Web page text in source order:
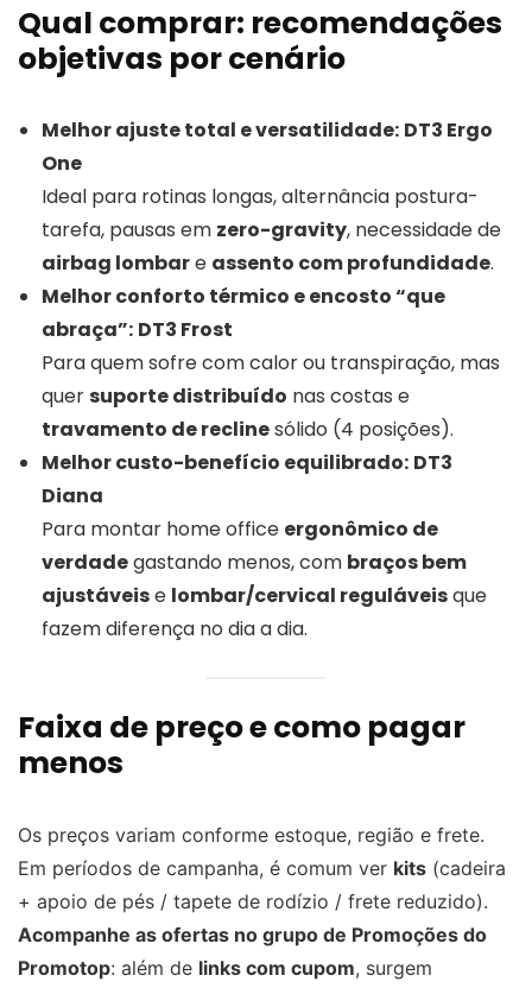
Qual comprar: recomendações
objetivas por cenário
Melhor ajuste total e versatilidade: DT3 Ergo
One
Ideal para rotinas longas, alternância postura-
tarefa, pausas em zero-gravity, necessidade de
airbag lombare assento com profundidade.
Melhor conforto térmico e encosto “que
abraça”: DT3 Frost
Para quem sofre com calor ou transpiração, mas
quersuporte distribuído nas costas e
travamento de reclinesólido (4 posições).
Melhor custo-benefício equilibrado: DT3
Diana
Para montar home office ergonômico de
verdadegastando menos, com braços bem
ajustáveise lombar/cervical reguláveisque
fazem diferença no dia a dia.
Faixa de preço e como pagar
menos
Os preços variam conforme estoque, região e frete.
Em períodos de campanha, é comum ver kits (cadeira
+ apoio de pés / tapete de rodízio / frete reduzido).
Acompanhe as ofertas no grupo de Promoções do
Promotop: além de links com cupom, surgem